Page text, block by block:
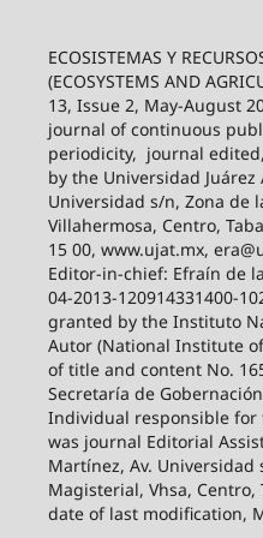
ECOSISTEMAS Y
(ECOSYSTEMS AND
13, Issue 2, May-August
journal of continuous
periodicity, journal
by the Universidad Juárez
Universidad s/n, Zona de
Villahermosa, Centro,
15 00, www.ujat.mx,
Editor-in-chief: Efraín de
04-2013-120914331400-
granted by the Instituto
Autor (National Institute
of title and content No.
Secretaría de
Individual responsible
was journal Editorial
Martínez, Av. Universidad
Magisterial, Vhsa, Centro,
date of last modification,